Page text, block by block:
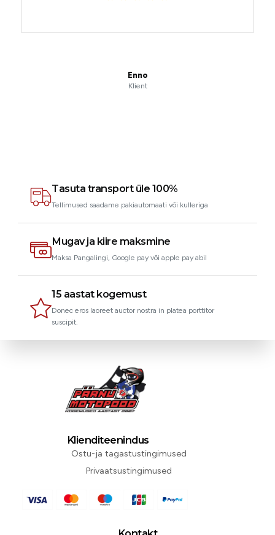
Enno
Klient
Tasuta transport üle 100%
Tellimused saadame pakiautomaati või kulleriga
Mugav ja kiire maksmine
Maksa Pangalingi, Google pay või apple pay abil
15 aastat kogemust
Donec eros laoreet auctor nostra in platea porttitor
suscipit.
Klienditeenindus
Ostu-ja tagastustingimused
Privaatsustingimused